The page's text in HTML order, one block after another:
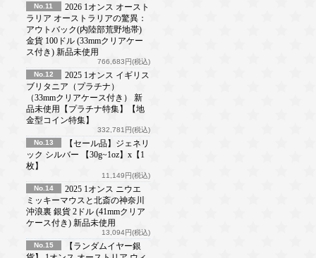
No.11
2026 1オンス オースト
ラリア オーストラリアの驚異：
アウトバック(内陸部荒野地帯)
金貨 100ドル (33mmクリアケー
ス付き) 新品未使用
766,683円(税込)
No.12
2025 1オンス イギリス
ブリタニア（プラチナ）
（33mmクリアケース付き） 新
品未使用【プラチナ特集】【地
金型コイン特集】
332,781円(税込)
No.13
【セール品】ジェネリ
ック シルバー 【30g~1oz】x【1
枚】
11,149円(税込)
No.14
2025 1オンス ニウエ
ミッキーマウスと北斎の神奈川
沖浪裏 銀貨 2ドル (41mmクリア
ケース付き) 新品未使用
13,094円(税込)
No.15
【ランダムイヤー銀